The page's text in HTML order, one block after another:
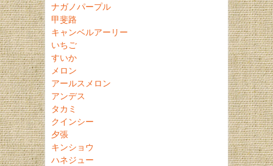
ナガノパープル
甲斐路
キャンベルアーリー
いちご
すいか
メロン
アールスメロン
アンデス
タカミ
クインシー
夕張
キンショウ
ハネジュー